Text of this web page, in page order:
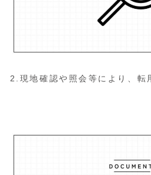
2.現地確認や照会等により、転